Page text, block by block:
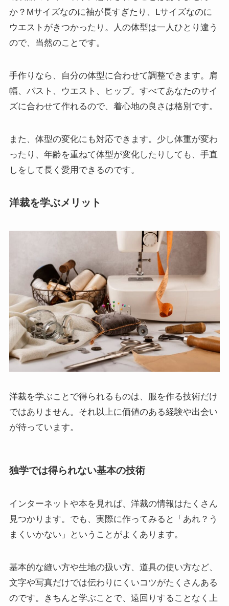
か？Mサイズなのに袖が長すぎたり、Lサイズなのに
ウエストがきつかったり。人の体型は一人ひとり違う
ので、当然のことです。
手作りなら、自分の体型に合わせて調整できます。肩
幅、バスト、ウエスト、ヒップ。すべてあなたのサイ
ズに合わせて作れるので、着心地の良さは格別です。
また、体型の変化にも対応できます。少し体重が変わ
ったり、年齢を重ねて体型が変化したりしても、手直
しをして長く愛用できるのです。
洋裁を学ぶメリット
洋裁を学ぶことで得られるものは、服を作る技術だけ
ではありません。それ以上に価値のある経験や出会い
が待っています。
独学では得られない基本の技術
インターネットや本を見れば、洋裁の情報はたくさん
見つかります。でも、実際に作ってみると「あれ？う
まくいかない」ということがよくあります。
基本的な縫い方や生地の扱い方、道具の使い方など、
文字や写真だけでは伝わりにくいコツがたくさんある
のです。きちんと学ぶことで、遠回りすることなく上